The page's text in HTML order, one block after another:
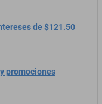
de $121.50
promociones